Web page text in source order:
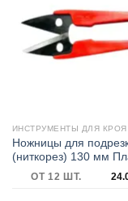
Ножницы для
(ниткорез) 130 мм
ОТ 12 ШТ.